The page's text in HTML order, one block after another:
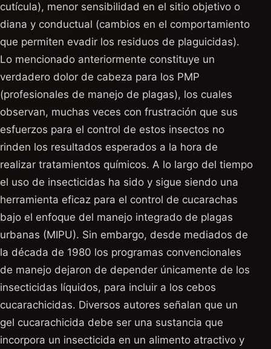
cutícula), menor sensibilidad en el sitio objetivo o
diana y conductual (cambios en el comportamiento
que permiten evadir los residuos de plaguicidas).
Lo mencionado anteriormente constituye un
verdadero dolor de cabeza para los PMP
(profesionales de manejo de plagas), los cuales
observan, muchas veces con frustración que sus
esfuerzos para el control de estos insectos no
rinden los resultados esperados a la hora de
realizar tratamientos químicos. A lo largo del tiempo
el uso de insecticidas ha sido y sigue siendo una
herramienta eficaz para el control de cucarachas
bajo el enfoque del manejo integrado de plagas
urbanas (MIPU). Sin embargo, desde mediados de
la década de 1980 los programas convencionales
de manejo dejaron de depender únicamente de los
insecticidas líquidos, para incluir a los cebos
cucarachicidas. Diversos autores señalan que un
gel cucarachicida debe ser una sustancia que
incorpora un insecticida en un alimento atractivo y